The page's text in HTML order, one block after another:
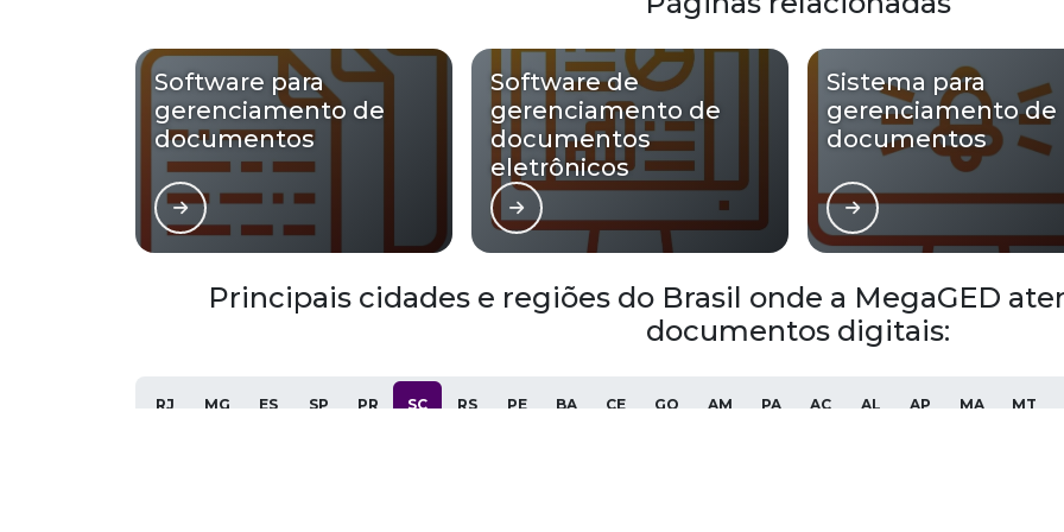
Software para
gerenciamento de
documentos
Software de
gerenciamento de
documentos
eletrônicos
Sistema para
gerenciamento de
documentos
Principais cidades e regiões do Brasil onde a MegaGED
documentos digitais:
RJ MG ES SP PR SC RS PE BA CE GO AM PA AC AL AP MA MT